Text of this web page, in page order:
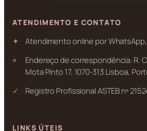
ATENDIMENTO E CONTATO
Atendimento online por
Endereço de correspondência: R.
Mota Pinto 17, 1070-313 Lisboa,
Registro Profissional ASTEB nº
LINKS ÚTEIS